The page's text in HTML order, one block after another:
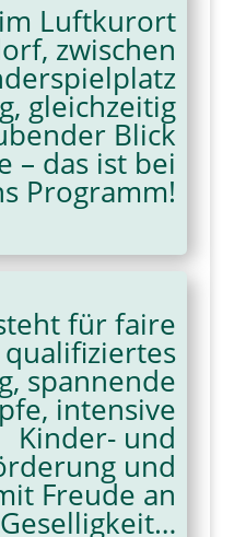
Luftkurort
zwischen
gleichzeitig
Blick
– das ist bei
Programm!
für faire
qualifiziertes
spannende
intensive
Kinder- und
und
Freude an
Geselligkeit…